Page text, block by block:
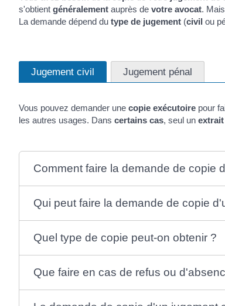
s'obtient généralement auprès de votre avocat.
La demande dépend du type de jugement (civil ou
Jugement civil Jugement pénal
Vous pouvez demander une copie exécutoire pour
les autres usages. Dans certains cas, seul un extrait
Comment faire la demande de copie
Qui peut faire la demande de copie
Quel type de copie peut-on obtenir ?
Que faire en cas de refus ou